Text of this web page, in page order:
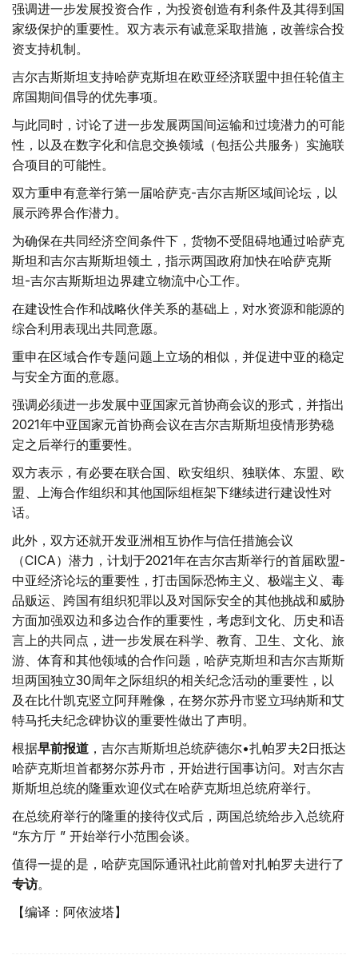
强调进一步发展投资合作，为投资创造有利条件及其得到国
家级保护的重要性。双方表示有诚意采取措施，改善综合投
资支持机制。
吉尔吉斯斯坦支持哈萨克斯坦在欧亚经济联盟中担任轮值主
席国期间倡导的优先事项。
与此同时，讨论了进一步发展两国间运输和过境潜力的可能
性，以及在数字化和信息交换领域（包括公共服务）实施联
合项目的可能性。
双方重申有意举行第一届哈萨克-吉尔吉斯区域间论坛，以
展示跨界合作潜力。
为确保在共同经济空间条件下，货物不受阻碍地通过哈萨克
斯坦和吉尔吉斯斯坦领土，指示两国政府加快在哈萨克斯
坦-吉尔吉斯斯坦边界建立物流中心工作。
在建设性合作和战略伙伴关系的基础上，对水资源和能源的
综合利用表现出共同意愿。
重申在区域合作专题问题上立场的相似，并促进中亚的稳定
与安全方面的意愿。
强调必须进一步发展中亚国家元首协商会议的形式，并指出
2021年中亚国家元首协商会议在吉尔吉斯斯坦疫情形势稳
定之后举行的重要性。
双方表示，有必要在联合国、欧安组织、独联体、东盟、欧
盟、上海合作组织和其他国际组框架下继续进行建设性对
话。
此外，双方还就开发亚洲相互协作与信任措施会议
（CICA）潜力，计划于2021年在吉尔吉斯举行的首届欧盟-
中亚经济论坛的重要性，打击国际恐怖主义、极端主义、毒
品贩运、跨国有组织犯罪以及对国际安全的其他挑战和威胁
方面加强双边和多边合作的重要性，考虑到文化、历史和语
言上的共同点，进一步发展在科学、教育、卫生、文化、旅
游、体育和其他领域的合作问题，哈萨克斯坦和吉尔吉斯斯
坦两国独立30周年之际组织的相关纪念活动的重要性，以
及在比什凯克竖立阿拜雕像，在努尔苏丹市竖立玛纳斯和艾
特马托夫纪念碑协议的重要性做出了声明。
根据早前报道 ，吉尔吉斯斯坦总统萨德尔•扎帕罗夫2日抵达
哈萨克斯坦首都努尔苏丹市，开始进行国事访问。对吉尔吉
斯斯坦总统的隆重欢迎仪式在哈萨克斯坦总统府举行。
在总统府举行的隆重的接待仪式后，两国总统给步入总统府
“东方厅 ” 开始举行小范围会谈。
值得一提的是，哈萨克国际通讯社此前曾对扎帕罗夫进行了
专访。
【编译：阿依波塔】